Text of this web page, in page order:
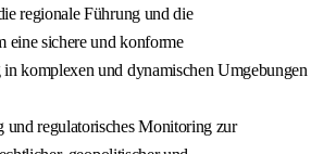
regionale Führung und die
eine sichere und konforme
komplexen und dynamischen Umgebungen
und regulatorisches Monitoring zur